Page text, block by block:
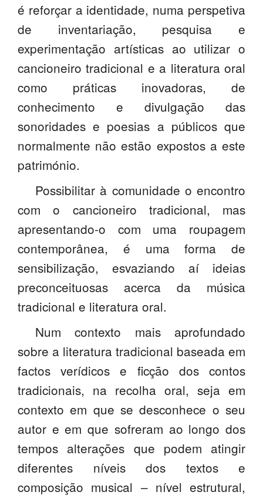
é reforçar a identidade, numa perspetiva
de inventariação, pesquisa e
experimentação artísticas ao utilizar o
cancioneiro tradicional e a literatura oral
como práticas inovadoras, de
conhecimento e divulgação das
sonoridades e poesias a públicos que
normalmente não estão expostos a este
património.
Possibilitar à comunidade o encontro
com o cancioneiro tradicional, mas
apresentando-o com uma roupagem
contemporânea, é uma forma de
sensibilização, esvaziando aí ideias
preconceituosas acerca da música
tradicional e literatura oral.
Num contexto mais aprofundado
sobre a literatura tradicional baseada em
factos verídicos e ficção dos contos
tradicionais, na recolha oral, seja em
contexto em que se desconhece o seu
autor e em que sofreram ao longo dos
tempos alterações que podem atingir
diferentes níveis dos textos e
composição musical – nível estrutural,